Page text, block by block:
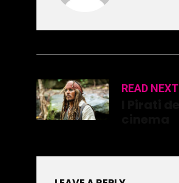
READ NEXT